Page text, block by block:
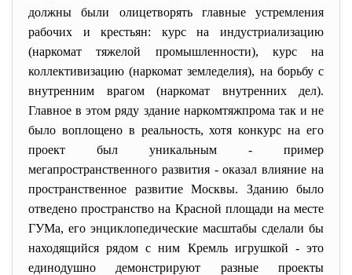
должны были олицетворять главные устремления
рабочих и крестьян: курс на индустриализацию
(наркомат тяжелой промышленности), курс на
коллективизацию (наркомат земледелия), на борьбу с
внутренним врагом (наркомат внутренних дел).
Главное в этом ряду здание наркомтяжпрома так и не
было воплощено в реальность, хотя конкурс на его
проект был уникальным - пример
мегапространственного развития - оказал влияние на
пространственное развитие Москвы. Зданию было
отведено пространство на Красной площади на месте
ГУМа, его энциклопедические масштабы сделали бы
находящийся рядом с ним Кремль игрушкой - это
единодушно демонстрируют разные проекты